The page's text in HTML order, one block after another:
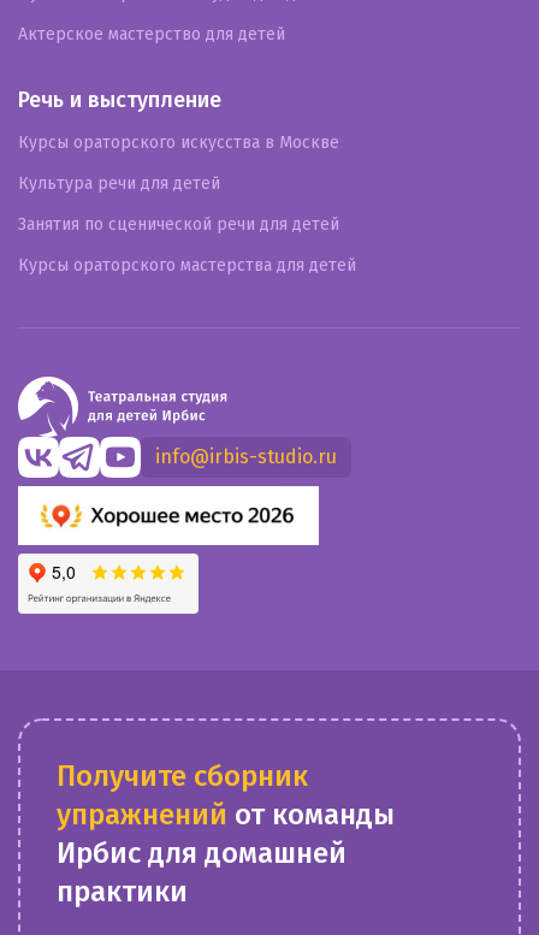
Актерское мастерство для детей
Речь и выступление
Курсы ораторского искусства в Москве
Культура речи для детей
Занятия по сценической речи для детей
Курсы ораторского мастерства для детей
info@irbis-studio.ru
Получите сборник
упражнений от команды
Ирбис для домашней
практики